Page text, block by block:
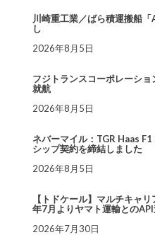
川崎重工業／ばら積運搬船
し
2026年8月5日
フジトランスコーポレーショ
就航
2026年8月5日
ネバーマイル：TGR Haas
シップ契約を締結しました
2026年8月5日
【トドケール】マルチキャ
年7月よりヤマト運輸との
2026年7月30日